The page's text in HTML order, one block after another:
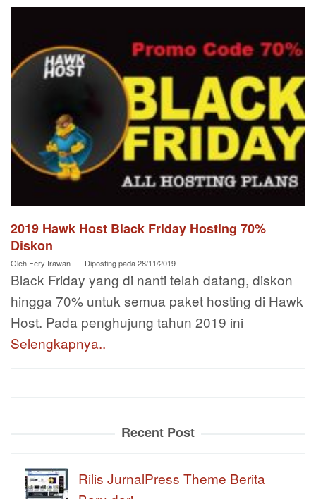
2019 Hawk Host Black Friday Hosting 70%
Diskon
Oleh Fery Irawan Diposting pada28/11/2019
Black Friday yang di nanti telah datang, diskon
hingga 70% untuk semua paket hosting di Hawk
Host. Pada penghujung tahun 2019 ini
Selengkapnya..
Recent Post
Rilis JurnalPress Theme Berita